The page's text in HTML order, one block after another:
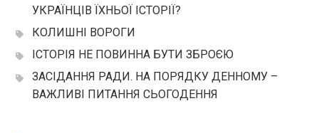
УКРАЇНЦІВ ЇХНЬОЇ ІСТОРІЇ?
КОЛИШНІ ВОРОГИ
ІСТОРІЯ НЕ ПОВИННА БУТИ ЗБРОЄЮ
ЗАСІДАННЯ РАДИ. НА ПОРЯДКУ ДЕННОМУ –
ВАЖЛИВІ ПИТАННЯ СЬОГОДЕННЯ